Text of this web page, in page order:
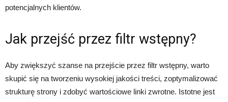
potencjalnych klientów.
Jak przejść przez filtr wstępny?
Aby zwiększyć szanse na przejście przez filtr wstępny, warto
skupić się na tworzeniu wysokiej jakości treści, zoptymalizować
strukturę strony i zdobyć wartościowe linki zwrotne. Istotne jest